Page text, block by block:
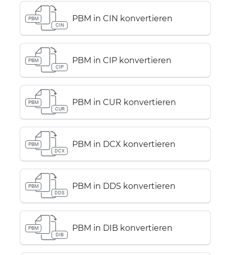
PBM
CIN
PBM in CIN konvertieren
PBM
CIP
PBM in CIP konvertieren
PBM
CUR
PBM in CUR konvertieren
PBM
DCX
PBM in DCX konvertieren
PBM
DDS
PBM in DDS konvertieren
PBM
DIB
PBM in DIB konvertieren